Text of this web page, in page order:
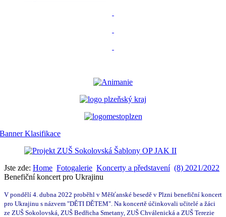
Jste zde: Home Fotogalerie Koncerty a představení (8) 2021/2022
Benefiční koncert pro Ukrajinu
V pondělí 4. dubna 2022 proběhl v Měšťanské besedě v Plzni benefiční koncert
pro Ukrajinu s názvem "DĚTI DĚTEM". Na koncertě účinkovali učitelé a žáci
ze ZUŠ Sokolovská, ZUŠ Bedřicha Smetany, ZUŠ Chválenická a ZUŠ Terezie